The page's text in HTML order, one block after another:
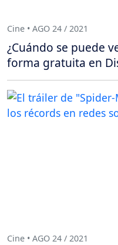
Cine • AGO 24 / 2021
¿Cuándo se puede
forma gratuita en
Cine • AGO 24 / 2021